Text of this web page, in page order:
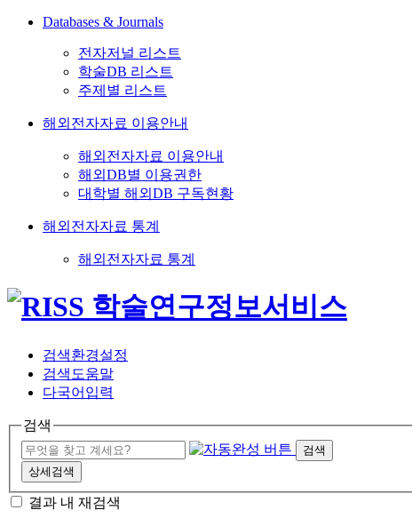
Databases & Journals
전자저널 리스트
학술DB 리스트
주제별 리스트
해외전자자료 이용안내
해외전자자료 이용안내
해외DB별 이용권한
대학별 해외DB 구독현황
해외전자자료 통계
해외전자자료 통계
검색환경설정
검색도움말
다국어입력
검색
검색
상세검색
결과 내 재검색